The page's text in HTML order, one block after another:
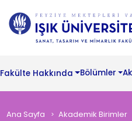
Fakülte Hakkında Bölümler
Ana Sayfa Akademik Birimler